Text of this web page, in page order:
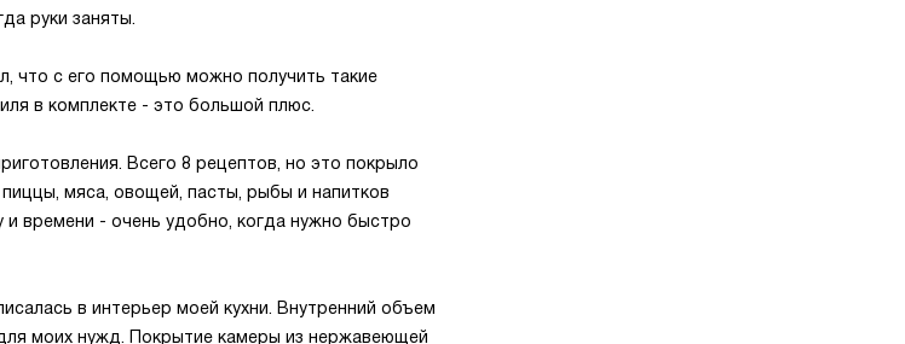
руки заняты.
что с его помощью можно получить такие
в комплекте - это большой плюс.
Всего 8 рецептов, но это покрыло
мяса, овощей, пасты, рыбы и напитков
времени - очень удобно, когда нужно быстро
в интерьер моей кухни. Внутренний объем
моих нужд. Покрытие камеры из нержавеющей